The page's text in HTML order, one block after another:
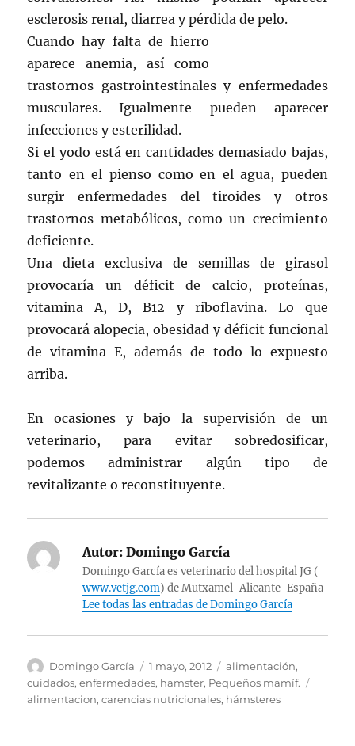
esclerosis renal, diarrea y pérdida de pelo.
Cuando hay falta de hierro
aparece anemia, así como
trastornos gastrointestinales y enfermedades
musculares. Igualmente pueden aparecer
infecciones y esterilidad.
Si el yodo está en cantidades demasiado bajas,
tanto en el pienso como en el agua, pueden
surgir enfermedades del tiroides y otros
trastornos metabólicos, como un crecimiento
deficiente.
Una dieta exclusiva de semillas de girasol
provocaría un déficit de calcio, proteínas,
vitamina A, D, B12 y riboflavina. Lo que
provocará alopecia, obesidad y déficit funcional
de vitamina E, además de todo lo expuesto
arriba.
En ocasiones y bajo la supervisión de un
veterinario, para evitar sobredosificar,
podemos administrar algún tipo de
revitalizante o reconstituyente.
Autor: Domingo García
Domingo García es veterinario del hospital JG (
www.vetjg.com) de Mutxamel-Alicante-España
Lee todas las entradas de Domingo García
Autor
Domingo García
Publicado
el
1 mayo, 2012 Categorías
alimentación,
cuidados,enfermedades, hamster, Pequeños mamíf.
alimentacion,carencias nutricionales, hámsteres